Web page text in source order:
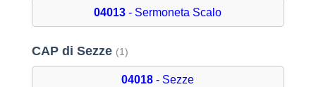
04013 - Sermoneta Scalo
CAP di Sezze (1)
04018 - Sezze